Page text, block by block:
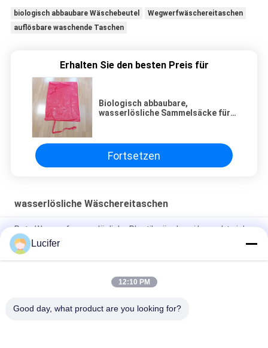
biologisch abbaubare Wäschebeutel
Wegwerfwäschereitaschen
auflösbare waschende Taschen
Erhalten Sie den besten Preis für
Biologisch abbaubare,
wasserlösliche Sammelsäcke für
Fortsetzen
wasserlösliche Wäschereitaschen
Rote Wegwerfwasserlösliche Plastikwäscherei bauscht sich
für medizinisches/Krankenhaus
Wegwerf-wasserlösliche Wäscherei-Tasche PVA,
Lucifer
12:10 PM
Good day, what product are you looking for?